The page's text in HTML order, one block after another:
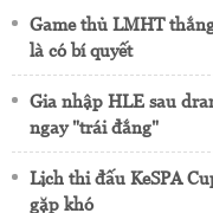
Game thủ LMHT
là có bí quyết
Gia nhập HLE sau
ngay "trái đắng"
Lịch thi đấu KeSPA
gặp khó